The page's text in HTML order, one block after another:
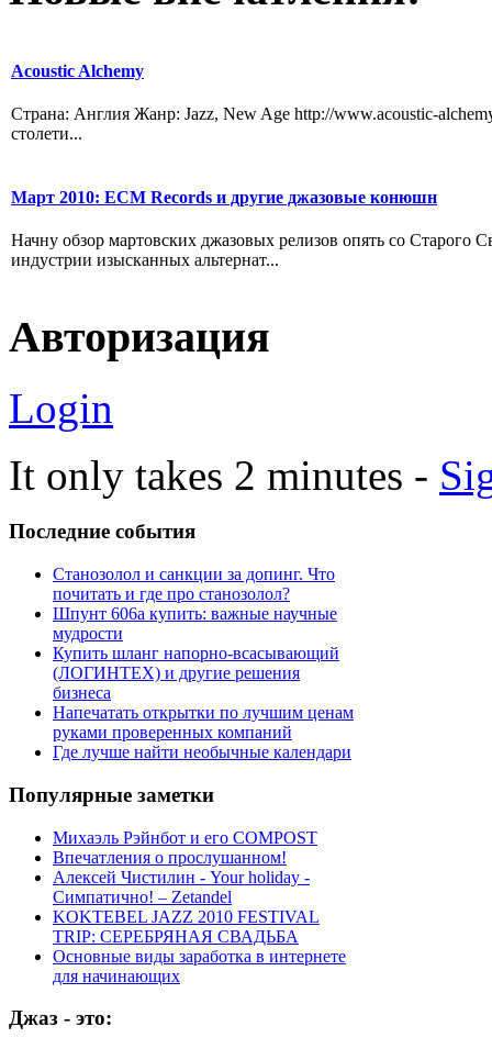
Acoustic Alchemy
Страна: Англия Жанр: Jazz, New Age http://www.acoustic-
столети...
Март 2010: ЕСМ Records и другие джазовые конюшн
Начну обзор мартовских джазовых релизов опять со
индустрии изысканных альтернат...
Авторизация
Login
It only takes 2 minutes -
Последние события
Станозолол и санкции за допинг. Что
почитать и где про станозолол?
Шпунт 606а купить: важные научные
мудрости
Купить шланг напорно-всасывающий
(ЛОГИНТЕХ) и другие решения
бизнеса
Напечатать открытки по лучшим ценам
руками проверенных компаний
Где лучше найти необычные календари
Популярные заметки
Михаэль Рэйнбот и его COMPOST
Впечатления о прослушанном!
Алексей Чистилин - Your holiday -
Симпатично! – Zetandel
KOKTEBEL JAZZ 2010 FESTIVAL
TRIP: СЕРЕБРЯНАЯ СВАДЬБА
Основные виды заработка в интернете
для начинающих
Джаз - это: